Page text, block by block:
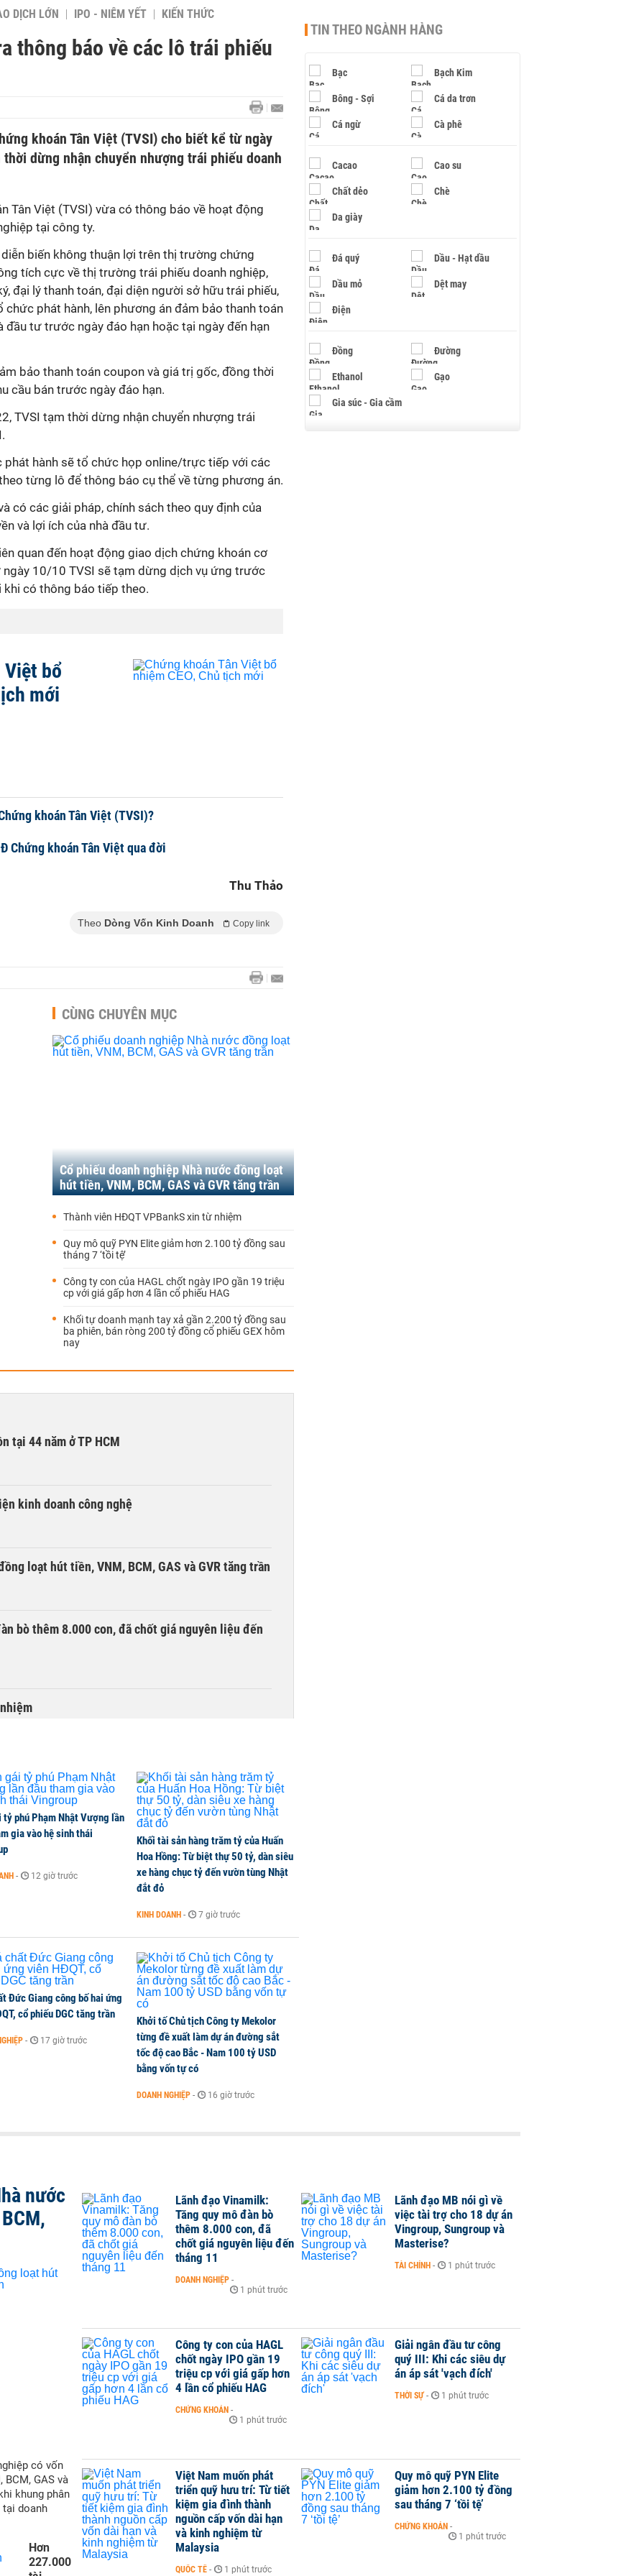
DỊCH LỚN IPO - NIÊM YẾT KIẾN THỨC
thông báo về các lô trái phiếu
khoán Tân Việt (TVSI) cho biết kể từ ngày
dừng nhận chuyển nhượng trái phiếu doanh
Tân Việt (TVSI) vừa có thông báo về hoạt động
tại công ty.
biến không thuận lợi trên thị trường chứng
tích cực về thị trường trái phiếu doanh nghiệp,
đại lý thanh toán, đại diện người sở hữu trái phiếu,
chức phát hành, lên phương án đảm bảo thanh toán
đầu tư trước ngày đáo hạn hoặc tại ngày đến hạn
bảo thanh toán coupon và giá trị gốc, đồng thời
cầu bán trước ngày đáo hạn.
TVSI tạm thời dừng nhận chuyển nhượng trái
phát hành sẽ tổ chức họp online/trực tiếp với các
từng lô để thông báo cụ thể về từng phương án.
có các giải pháp, chính sách theo quy định của
và lợi ích của nhà đầu tư.
quan đến hoạt động giao dịch chứng khoán cơ
10/10 TVSI sẽ tạm dừng dịch vụ ứng trước
có thông báo tiếp theo.
Việt bổ
mới
khoán Tân Việt (TVSI)?
Chứng khoán Tân Việt qua đời
Thu Thảo
Theo Dòng Vốn Kinh Doanh Copy link
CÙNG CHUYÊN MỤC
Cổ phiếu doanh nghiệp Nhà nước đồng loạt
hút tiền, VNM, BCM, GAS và GVR tăng trần
Thành viên HĐQT VPBankS xin từ nhiệm
Quy mô quỹ PYN Elite giảm hơn 2.100 tỷ đồng sau
tháng 7 ‘tồi tệ’
Công ty con của HAGL chốt ngày IPO gần 19 triệu
cp với giá gấp hơn 4 lần cổ phiếu HAG
Khối tự doanh mạnh tay xả gần 2.200 tỷ đồng sau
ba phiên, bán ròng 200 tỷ đồng cổ phiếu GEX hôm
nay
tại 44 năm ở TP HCM
kinh doanh công nghệ
loạt hút tiền, VNM, BCM, GAS và GVR tăng trần
bò thêm 8.000 con, đã chốt giá nguyên liệu đến
tỷ phú Phạm Nhật Vượng lần
gia vào hệ sinh thái
- 12 giờ trước
Khối tài sản hàng trăm tỷ của Huấn
Hoa Hồng: Từ biệt thự 50 tỷ, dàn siêu
xe hàng chục tỷ đến vườn tùng Nhật
đắt đỏ
KINH DOANH - 7 giờ trước
Đức Giang công bố hai ứng
cổ phiếu DGC tăng trần
- 17 giờ trước
Khởi tố Chủ tịch Công ty Mekolor
từng đề xuất làm dự án đường sắt
tốc độ cao Bắc - Nam 100 tỷ USD
bằng vốn tự có
DOANH NGHIỆP - 16 giờ trước
TIN THEO NGÀNH HÀNG
Bạc Bạch Kim
Bông - Sợi Cá da trơn
Cá ngừ Cà phê
Cacao Cao su
Chất dẻo Chè
Da giày
Đá quý Dầu - Hạt dầu
Dầu mỏ Dệt may
Điện
Đồng Đường
Ethanol Gạo
Gia súc - Gia cầm
nước
có vốn
GAS và
khung phân
tại doanh
Hơn
227.000
Lãnh đạo Vinamilk:
Tăng quy mô đàn bò
thêm 8.000 con, đã
chốt giá nguyên liệu đến
tháng 11
DOANH NGHIỆP -
1 phút trước
Lãnh đạo MB nói gì về
việc tài trợ cho 18 dự án
Vingroup, Sungroup và
Masterise?
TÀI CHÍNH - 1 phút trước
Công ty con của HAGL
chốt ngày IPO gần 19
triệu cp với giá gấp hơn
4 lần cổ phiếu HAG
CHỨNG KHOÁN -
1 phút trước
Giải ngân đầu tư công
quý III: Khi các siêu dự
án áp sát 'vạch đích'
THỜI SỰ - 1 phút trước
Việt Nam muốn phát
triển quỹ hưu trí: Từ tiết
kiệm gia đình thành
nguồn cấp vốn dài hạn
và kinh nghiệm từ
Malaysia
QUỐC TẾ - 1 phút trước
Quy mô quỹ PYN Elite
giảm hơn 2.100 tỷ đồng
sau tháng 7 ‘tồi tệ’
CHỨNG KHOÁN -
1 phút trước